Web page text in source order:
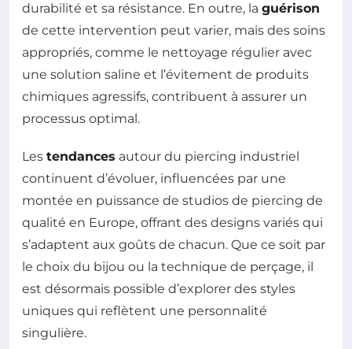
durabilité et sa résistance. En outre, la guérison
de cette intervention peut varier, mais des soins
appropriés, comme le nettoyage régulier avec
une solution saline et l’évitement de produits
chimiques agressifs, contribuent à assurer un
processus optimal.
Les tendances autour du piercing industriel
continuent d’évoluer, influencées par une
montée en puissance de studios de piercing de
qualité en Europe, offrant des designs variés qui
s’adaptent aux goûts de chacun. Que ce soit par
le choix du bijou ou la technique de perçage, il
est désormais possible d’explorer des styles
uniques qui reflètent une personnalité
singulière.